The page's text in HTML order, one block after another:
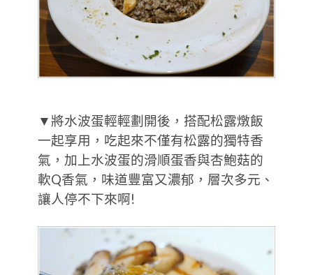
▼將水波蛋輕輕劃開後，搭配松露燉飯
一起享用，吃起來不僅有松露的獨特香
氣，加上水波蛋的滑順蛋香與杏鮑菇的
軟Q香氣，味道豐富又濃郁，層次多元、
讓人停不下來啊!